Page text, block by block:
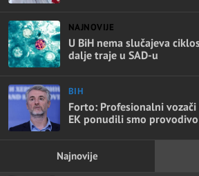
NAJNOVIJE
U BiH nema slučajeva
dalje traje u SAD-u
BIH
Forto: Profesionalni
EK ponudili smo
Najnovije